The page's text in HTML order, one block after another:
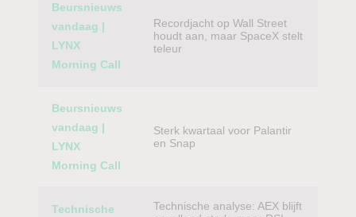
Beursnieuws
vandaag |
LYNX
Morning Call
Recordjacht op Wall Street
houdt aan, maar SpaceX stelt
teleur
Beursnieuws
vandaag |
LYNX
Morning Call
Sterk kwartaal voor Palantir
en Snap
Technische
Technische analyse: AEX blijft